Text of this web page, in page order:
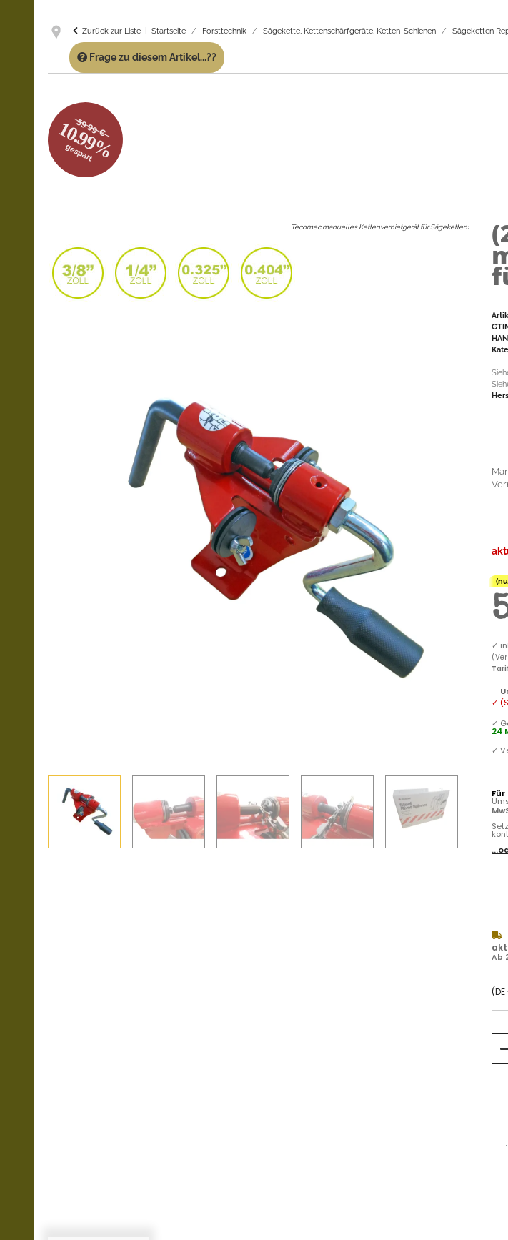
Zurück zur Liste Startseite Forsttechnik Sägekette, Kettenschärfgeräte, Ketten-Schienen Sägeketten
Frage zu diesem Artikel...??
59.99 €
10.99%
gespart
Tecomec manuelles Kettenvernietgerät für Sägeketten:
✓
✓
✓
24
✓
Ab